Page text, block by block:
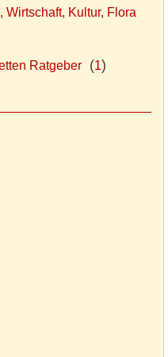
Kultur, Flora
Ratgeber (1)